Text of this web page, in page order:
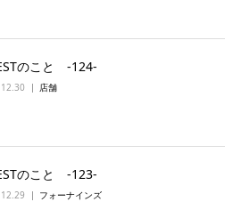
のこと -124-
店舗
のこと ‐123‐
フォーナインズ